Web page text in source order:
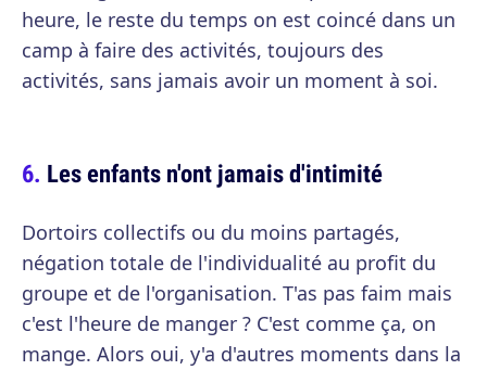
heure, le reste du temps on est coincé dans un
camp à faire des activités, toujours des
activités, sans jamais avoir un moment à soi.
Les enfants n'ont jamais d'intimité
Dortoirs collectifs ou du moins partagés,
négation totale de l'individualité au profit du
groupe et de l'organisation. T'as pas faim mais
c'est l'heure de manger ? C'est comme ça, on
mange. Alors oui, y'a d'autres moments dans la